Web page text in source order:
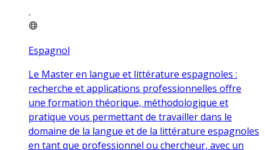
Espagnol
Le Master en langue et littérature espagnoles :
recherche et applications professionnelles offre
une formation théorique, méthodologique et
pratique vous permettant de travailler dans le
domaine de la langue et de la littérature espagnoles
en tant que professionnel ou chercheur, avec un